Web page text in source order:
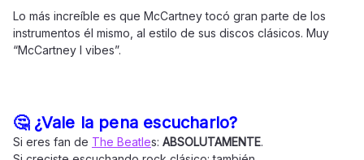
Lo más increíble es que McCartney tocó gran parte de los
instrumentos él mismo, al estilo de sus discos clásicos. Muy
“McCartney I vibes”.
🤔 ¿Vale la pena escucharlo?
Si eres fan de The Beatles: ABSOLUTAMENTE.